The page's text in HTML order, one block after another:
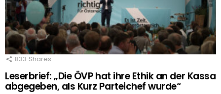
833 Shares
Leserbrief: „Die ÖVP hat ihre Ethik an der Kassa
abgegeben, als Kurz Parteichef wurde“